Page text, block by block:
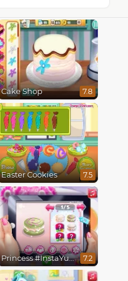
Cake Shop 7.8
Easter Cookies 7.5
Princess #InstaYuuum Macarons & Flowers 7.2